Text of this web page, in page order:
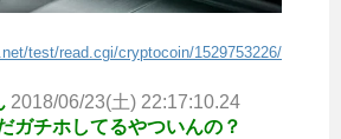
test/read.cgi/cryptocoin/1529753226/
2018/06/23(土) 22:17:10.24
ガチホしてるやついんの？